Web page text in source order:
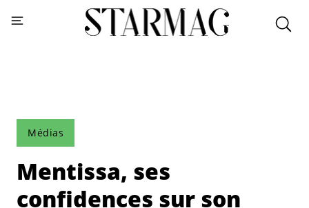
Médias
Mentissa, ses
confidences sur son